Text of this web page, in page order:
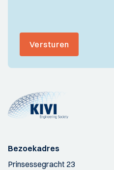
Versturen
Bezoekadres
Prinsessegracht 23